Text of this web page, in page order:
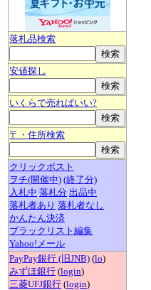
落札品検索
安値探し
いくらで売ればいい?
〒・住所検索
クリックポスト
ヲチ(開催中) (終了分)
入札中 落札分 出品中
落札者あり 落札者なし
かんたん決済
ブラックリスト編集
Yahoo!メール
PayPay銀行 (旧JNB) (lo)
みずほ銀行 (login)
三菱UFJ銀行 (login)